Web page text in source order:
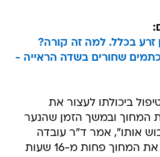
שחורים בשדה הראייה -
ביכולתו לעצור את
המחוך ובמשך הזמן שהנער
אותו", אמר ד"ר עובדה
והוסיף כי אם לובשים את המחוך פחות מ-16 שעות